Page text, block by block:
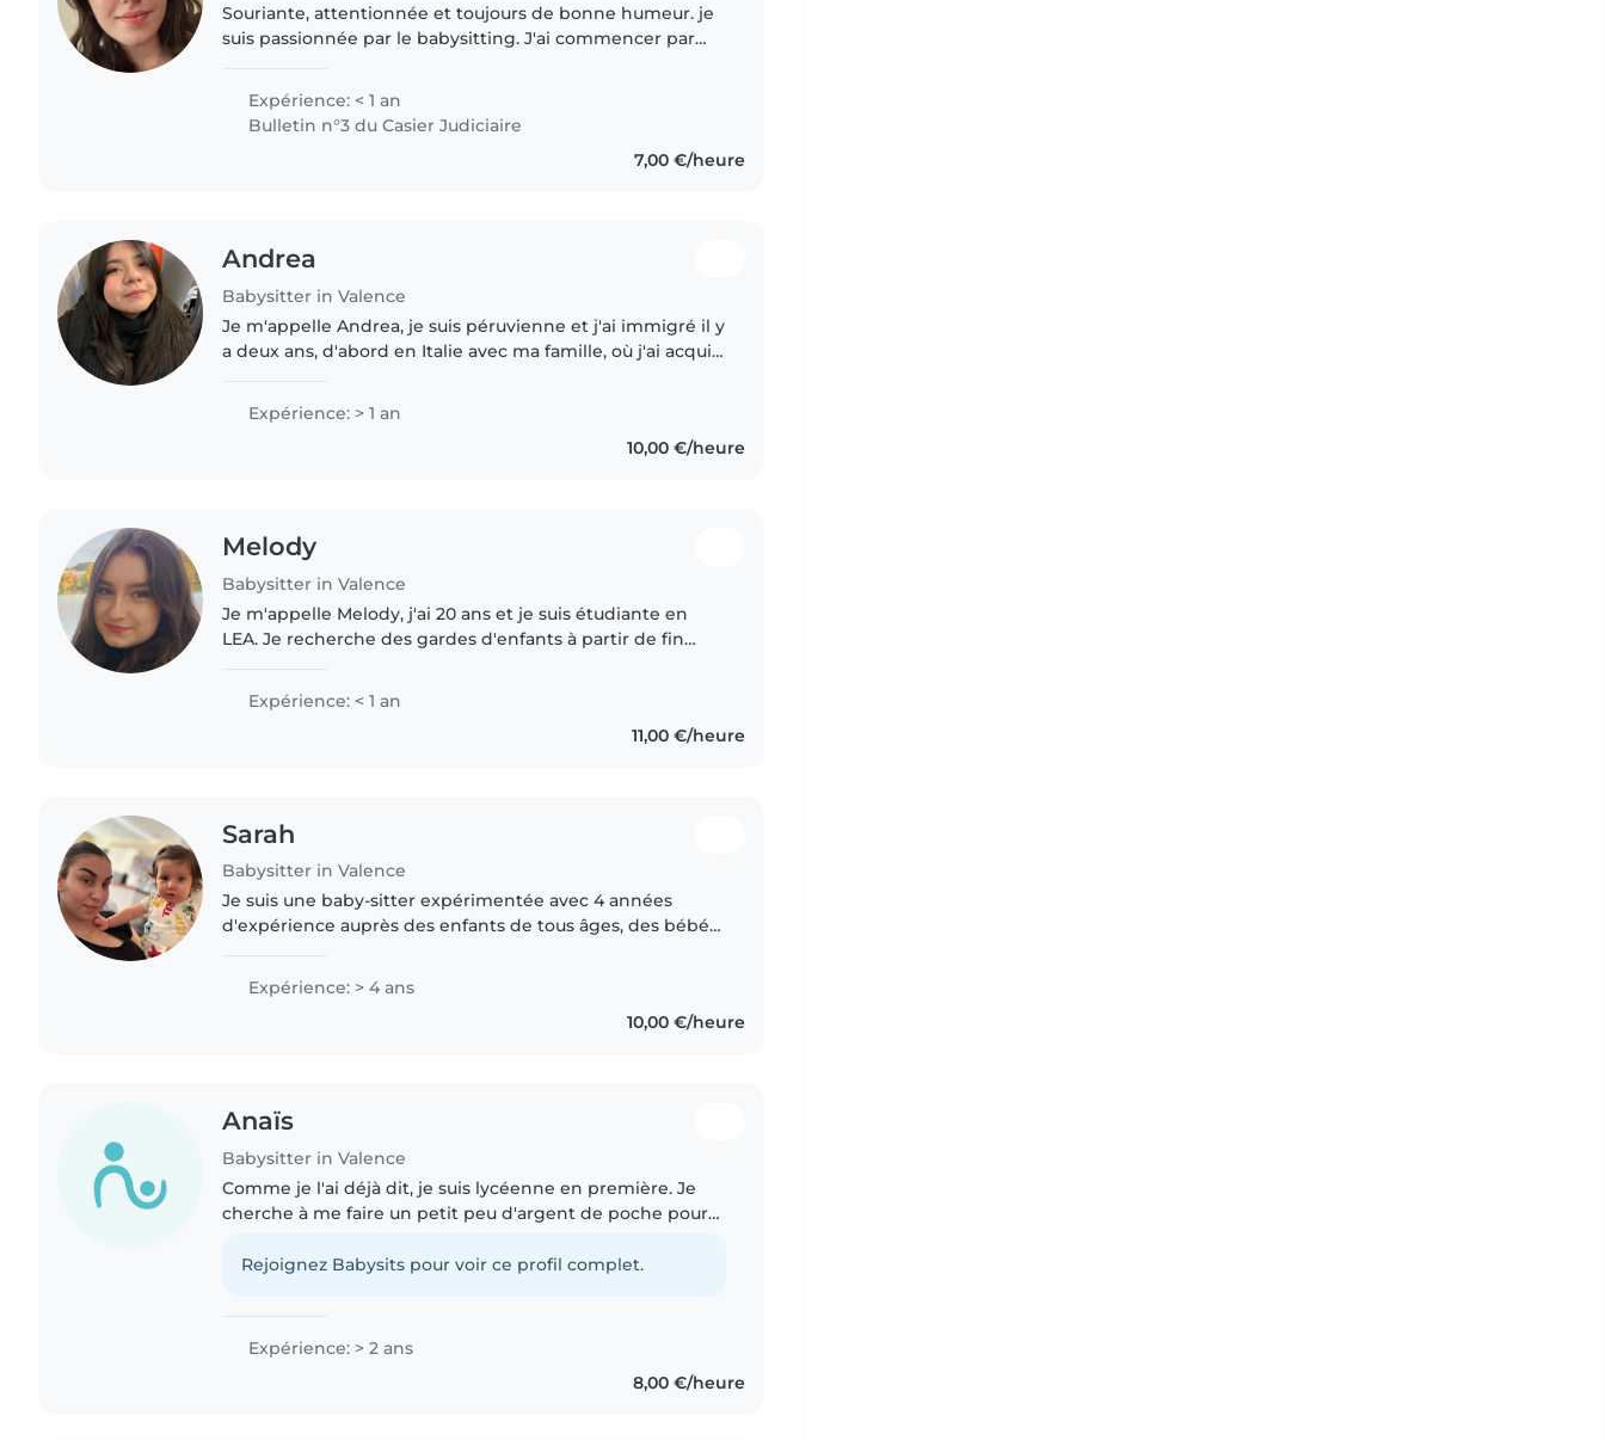
Souriante, attentionnée et toujours de bonne humeur. je
suis passionnée par le babysitting. J'ai commencer par
j'adore m'occuper..
Expérience: < 1 an
Bulletin n°3 du Casier Judiciaire
7,00 €/heure
Andrea
Babysitter in Valence
Je m'appelle Andrea, je suis péruvienne et j'ai immigré il y
a deux ans, d'abord en Italie avec ma famille, où j'ai acquis
Expérience: > 1 an
10,00 €/heure
Melody
Babysitter in Valence
Je m'appelle Melody, j'ai 20 ans et je suis étudiante en
LEA. Je recherche des gardes d'enfants à partir de fin
Expérience: < 1 an
11,00 €/heure
Sarah
Babysitter in Valence
Je suis une baby-sitter expérimentée avec 4 années
d'expérience auprès des enfants de tous âges, des bébés
ce qui me permet..
Expérience: > 4 ans
10,00 €/heure
Anaïs
Babysitter in Valence
Comme je l'ai déjà dit, je suis lycéenne en première. Je
cherche à me faire un petit peu d'argent de poche pour
fais du violon..
Rejoignez Babysits pour voir ce profil complet.
Expérience: > 2 ans
8,00 €/heure